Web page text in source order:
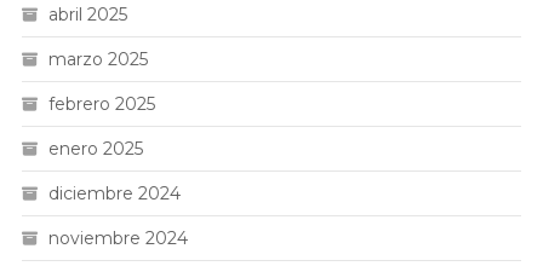
abril 2025
marzo 2025
febrero 2025
enero 2025
diciembre 2024
noviembre 2024